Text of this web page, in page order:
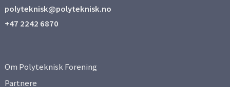
polyteknisk@polyteknisk.no
+47 2242 6870
Om Polyteknisk Forening
Partnere